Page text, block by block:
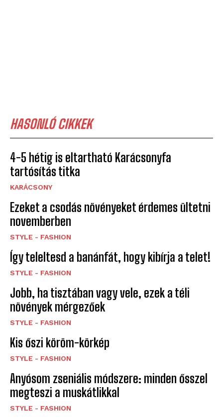
HASONLÓ CIKKEK
4-5 hétig is eltartható Karácsonyfa
tartósítás titka
KARÁCSONY
Ezeket a csodás növényeket érdemes ültetni
novemberben
STYLE - FASHION
Így teleltesd a banánfát, hogy kibírja a telet!
STYLE - FASHION
Jobb, ha tisztában vagy vele, ezek a téli
növények mérgezőek
STYLE - FASHION
Kis őszi köröm-körkép
STYLE - FASHION
Anyósom zseniális módszere: minden ősszel
megteszi a muskátlikkal
STYLE - FASHION